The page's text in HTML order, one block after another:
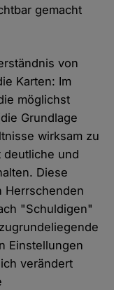
gemacht
von
Karten: Im
möglichst
Grundlage
wirksam zu
deutliche und
Diese
Herrschenden
"Schuldigen"
Einstellungen
verändert